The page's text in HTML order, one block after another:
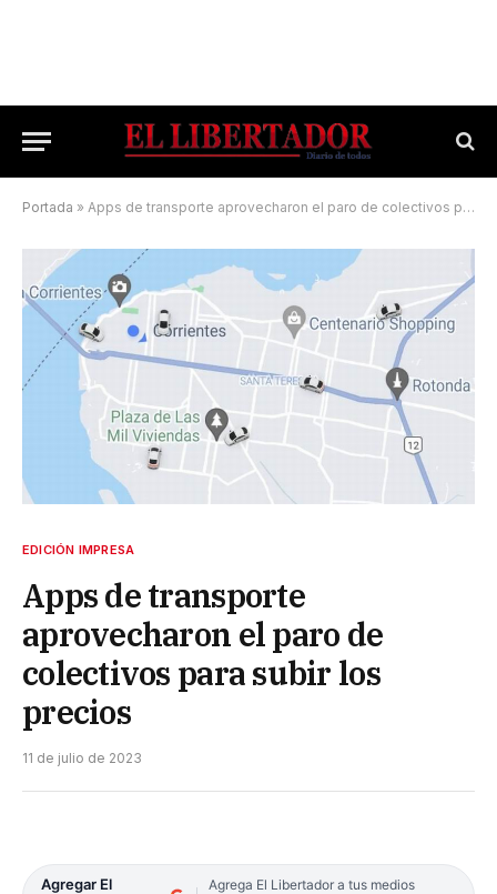
Portada » Apps de transporte aprovecharon el paro de colectivos para subir los precios
EDICIÓN IMPRESA
Apps de transporte
aprovecharon el paro de
colectivos para subir los
precios
11 de julio de 2023
Agregar El
Agrega El Libertador a tus medios